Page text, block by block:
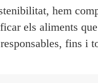
hem
els aliments que
fins i